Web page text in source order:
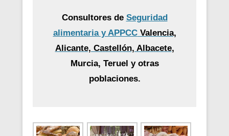
Consultores de Seguridad
alimentaria y APPCCValencia,
Alicante, Castellón, Albacete,
Murcia, Teruel y otras
poblaciones.